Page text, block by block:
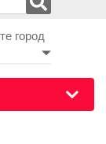
город